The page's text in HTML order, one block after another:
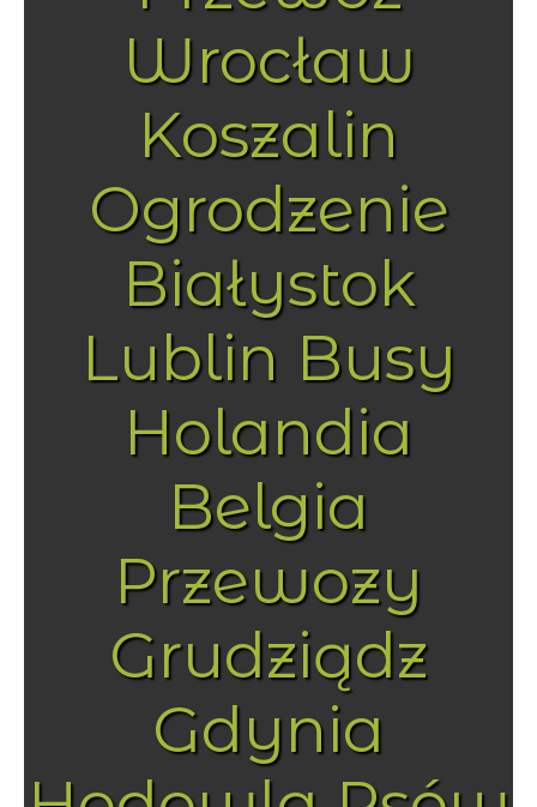
Wrocław
Koszalin
Ogrodzenie
Białystok
Lublin Busy
Holandia
Belgia
Przewozy
Grudziądz
Gdynia